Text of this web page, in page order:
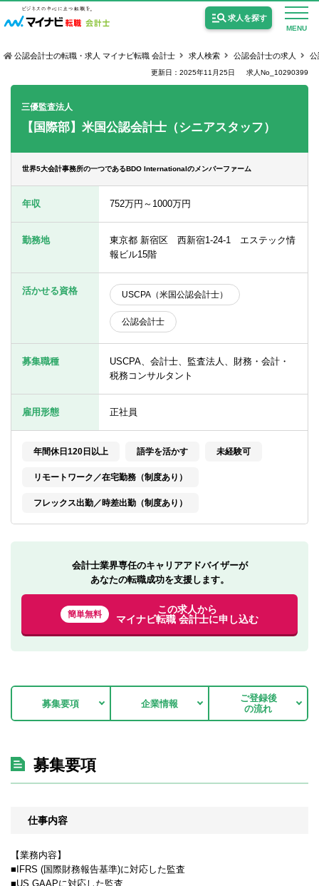
MENU
求人を探す
公認会計士の求人
監査法人の求人
個別転職相談会・セミナー
転職お役立ち情報
ご利用ガイド
転職お役立ち情報
業界情報
求人情報
公認会計士の転職・求人 マイナビ転職 会計士 求人検索 公認会計士の求人 公
更新日：2025年11月25日 求人No_10290399
三優監査法人
【国際部】米国公認会計士（シニアスタッフ）
世界5大会計事務所の一つであるBDO Internationalのメンバーファーム
年収 752万円～1000万円
勤務地
東京都 新宿区 西新宿1-24-1 エステック情
報ビル15階
活かせる資格 USCPA（米国公認会計士）
公認会計士
募集職種
USCPA、会計士、監査法人、財務・会計・
税務コンサルタント
雇用形態 正社員
年間休日120日以上 語学を活かす 未経験可
リモートワーク／在宅勤務（制度あり）
フレックス出勤／時差出勤（制度あり）
会計士業界専任のキャリアアドバイザーが
あなたの転職成功を支援します。
簡単無料
この求人から
マイナビ転職 会計士に申し込む
募集要項 企業情報
ご登録後
の流れ
募集要項
仕事内容
【業務内容】
■IFRS (国際財務報告基準)に対応した監査
■US GAAPに対応した監査